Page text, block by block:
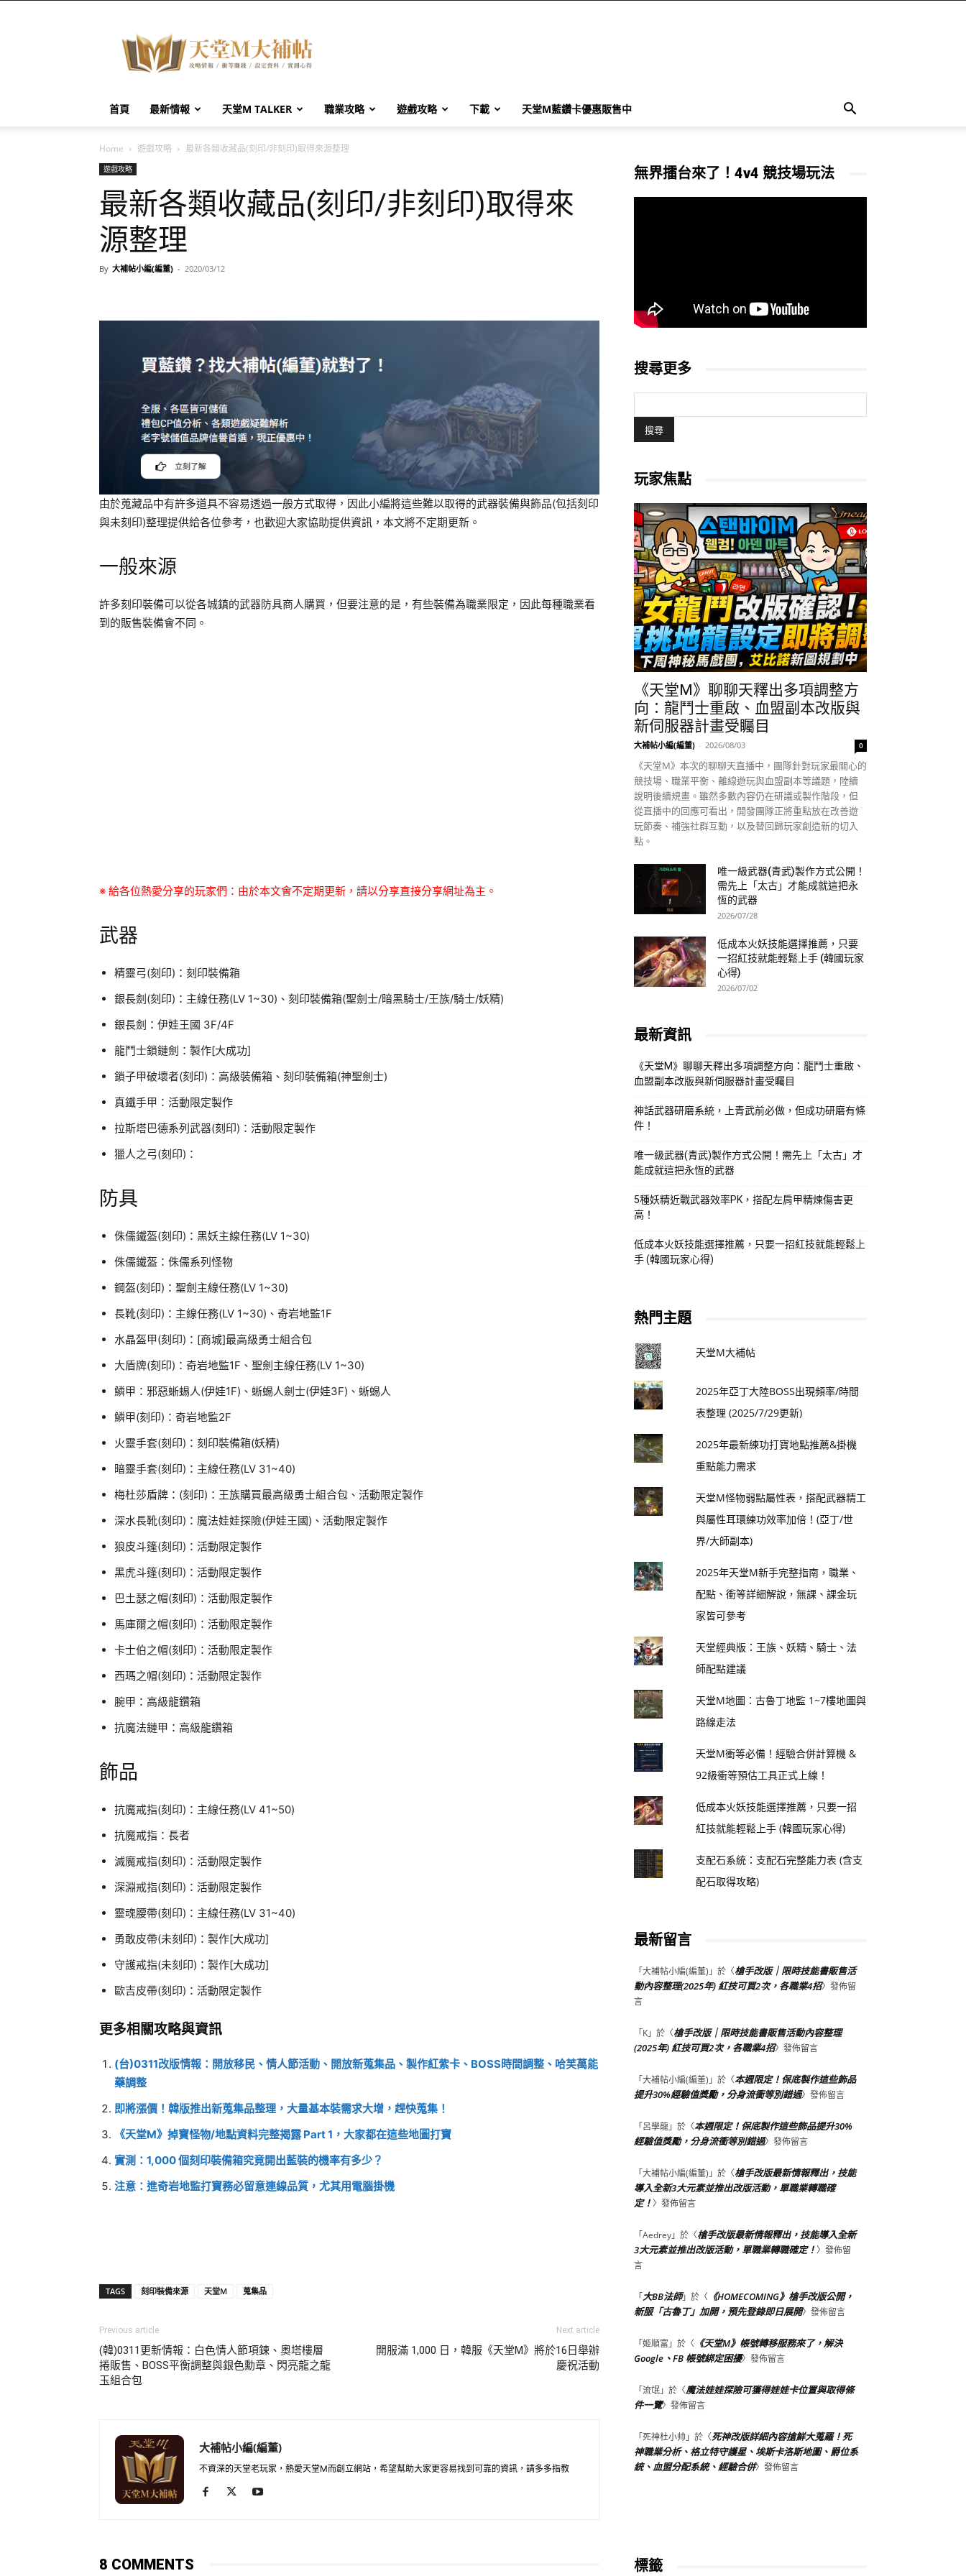
堂
M
大
帖
首頁 最新情報 天堂M TALKER 職業攻略 遊戲攻略 下載 天堂M藍鑽卡優惠販售中
Home 遊戲攻略 最新各類收藏品(刻印/非刻印)取得來源整理
遊戲攻略
最新各類收藏品(刻印/非刻印)取得來
源整理
By 大補帖小編(編董) - 2020/03/12
由於蒐藏品中有許多道具不容易透過一般方式取得，因此小編將這些難以取得的武器裝備與飾品(包括刻印
與未刻印)整理提供給各位參考，也歡迎大家協助提供資訊，本文將不定期更新。
一般來源
許多刻印裝備可以從各城鎮的武器防具商人購買，但要注意的是，有些裝備為職業限定，因此每種職業看
到的販售裝備會不同。
※ 給各位熱愛分享的玩家們：由於本文會不定期更新，請以分享直接分享網址為主。
武器
精靈弓(刻印)：刻印裝備箱
銀長劍(刻印)：主線任務(LV 1~30)、刻印裝備箱(聖劍士/暗黑騎士/王族/騎士/妖精)
銀長劍：伊娃王國 3F/4F
龍鬥士鎖鏈劍：製作[大成功]
鎖子甲破壞者(刻印)：高級裝備箱、刻印裝備箱(神聖劍士)
真鐵手甲：活動限定製作
拉斯塔巴德系列武器(刻印)：活動限定製作
獵人之弓(刻印)：
防具
侏儒鐵盔(刻印)：黑妖主線任務(LV 1~30)
侏儒鐵盔：侏儒系列怪物
鋼盔(刻印)：聖劍主線任務(LV 1~30)
長靴(刻印)：主線任務(LV 1~30)、奇岩地監1F
水晶盔甲(刻印)：[商城]最高級勇士組合包
大盾牌(刻印)：奇岩地監1F、聖劍主線任務(LV 1~30)
鱗甲：邪惡蜥蜴人(伊娃1F)、蜥蜴人劍士(伊娃3F)、蜥蜴人
鱗甲(刻印)：奇岩地監2F
火靈手套(刻印)：刻印裝備箱(妖精)
暗靈手套(刻印)：主線任務(LV 31~40)
梅杜莎盾牌：(刻印)：王族購買最高級勇士組合包、活動限定製作
深水長靴(刻印)：魔法娃娃探險(伊娃王國)、活動限定製作
狼皮斗篷(刻印)：活動限定製作
黑虎斗篷(刻印)：活動限定製作
巴土瑟之帽(刻印)：活動限定製作
馬庫爾之帽(刻印)：活動限定製作
卡士伯之帽(刻印)：活動限定製作
西瑪之帽(刻印)：活動限定製作
腕甲：高級龍鑽箱
抗魔法鏈甲：高級龍鑽箱
飾品
抗魔戒指(刻印)：主線任務(LV 41~50)
抗魔戒指：長者
滅魔戒指(刻印)：活動限定製作
深淵戒指(刻印)：活動限定製作
靈魂腰帶(刻印)：主線任務(LV 31~40)
勇敢皮帶(未刻印)：製作[大成功]
守護戒指(未刻印)：製作[大成功]
歐吉皮帶(刻印)：活動限定製作
更多相關攻略與資訊
(台)0311改版情報：開放移民、情人節活動、開放新蒐集品、製作紅紫卡、BOSS時間調整、哈芙萬能
藥調整
即將漲價！韓版推出新蒐集品整理，大量基本裝需求大增，趕快蒐集！
《天堂M》掉寶怪物/地點資料完整揭露 Part 1，大家都在這些地圖打寶
實測：1,000 個刻印裝備箱究竟開出藍裝的機率有多少？
注意：進奇岩地監打寶務必留意連線品質，尤其用電腦掛機
TAGS 刻印裝備來源 天堂M 蒐集品
Previous article
(韓)0311更新情報：白色情人節項鍊、奧塔樓層
捲販售、BOSS平衡調整與銀色勳章、閃亮龍之龍
玉組合包
Next article
開服滿 1,000 日，韓服《天堂M》將於16日舉辦
慶祝活動
大補帖小編(編董)
不資深的天堂老玩家，熱愛天堂M而創立網站，希望幫助大家更容易找到可靠的資訊，請多多指教
8 COMMENTS
無界擂台來了！4v4 競技場玩法
搜尋更多
玩家焦點
《天堂M》聊聊天釋出多項調整方
向：龍鬥士重啟、血盟副本改版與
新伺服器計畫受矚目
大補帖小編(編董) - 2026/08/03 0
《天堂M》本次的聊聊天直播中，團隊針對玩家最關心的
競技場、職業平衡、離線遊玩與血盟副本等議題，陸續
說明後續規畫。雖然多數內容仍在研議或製作階段，但
從直播中的回應可看出，開發團隊正將重點放在改善遊
玩節奏、補強社群互動，以及替回歸玩家創造新的切入
點。
唯一級武器(青武)製作方式公開！
需先上「太古」才能成就這把永
恆的武器
2026/07/28
低成本火妖技能選擇推薦，只要
一招紅技就能輕鬆上手 (韓國玩家
心得)
2026/07/02
最新資訊
《天堂M》聊聊天釋出多項調整方向：龍鬥士重啟、
血盟副本改版與新伺服器計畫受矚目
神話武器研磨系統，上青武前必做，但成功研磨有條
件！
唯一級武器(青武)製作方式公開！需先上「太古」才
能成就這把永恆的武器
5種妖精近戰武器效率PK，搭配左肩甲精煉傷害更
高！
低成本火妖技能選擇推薦，只要一招紅技就能輕鬆上
手 (韓國玩家心得)
熱門主題
天堂M大補帖
2025年亞丁大陸BOSS出現頻率/時間
表整理 (2025/7/29更新)
2025年最新練功打寶地點推薦&掛機
重點能力需求
天堂M怪物弱點屬性表，搭配武器精工
與屬性耳環練功效率加倍！(亞丁/世
界/大師副本)
2025年天堂M新手完整指南，職業、
配點、衝等詳細解說，無課、課金玩
家皆可參考
天堂經典版：王族、妖精、騎士、法
師配點建議
天堂M地圖：古魯丁地監 1~7樓地圖與
路線走法
天堂M衝等必備！經驗合併計算機 &
92級衝等預估工具正式上線！
低成本火妖技能選擇推薦，只要一招
紅技就能輕鬆上手 (韓國玩家心得)
支配石系統：支配石完整能力表 (含支
配石取得攻略)
最新留言
「大補帖小編(編董) 」於〈槍手改版｜限時技能書販售活
動內容整理(2025年) 紅技可買2次，各職業4招〉發佈留
言
「K」於〈槍手改版｜限時技能書販售活動內容整理
(2025年) 紅技可買2次，各職業4招〉發佈留言
「大補帖小編(編董) 」於〈本週限定！保底製作這些飾品
提升30%經驗值獎勵，分身流衝等別錯過〉發佈留言
「呂學龍」於〈本週限定！保底製作這些飾品提升30%
經驗值獎勵，分身流衝等別錯過〉發佈留言
「大補帖小編(編董) 」於〈槍手改版最新情報釋出，技能
導入全新3大元素並推出改版活動，單職業轉職確
定！〉發佈留言
「Aedrey」於〈槍手改版最新情報釋出，技能導入全新
3大元素並推出改版活動，單職業轉職確定！〉發佈留
言
「大BB法師」於〈 《HOMECOMING》槍手改版公開，
新服「古魯丁」加開，預先登錄即日展開〉發佈留言
「姬順富 」於〈 《天堂M》帳號轉移服務來了，解決
Google、FB 帳號綁定困擾〉發佈留言
「流氓」於〈魔法娃娃探險可獲得娃娃卡位置與取得條
件一覽〉發佈留言
「死神杜小帅 」於〈死神改版詳細內容搶鮮大蒐羅！死
神職業分析、格立特守護星、埃斯卡洛斯地圖、爵位系
統、血盟分配系統、經驗合併〉發佈留言
標籤